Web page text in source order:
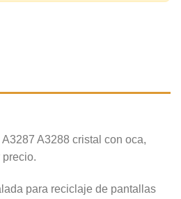
A3288 cristal con oca,
para reciclaje de pantallas